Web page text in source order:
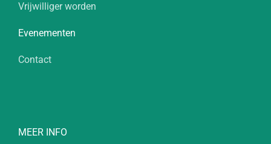
Vrijwilliger worden
Evenementen
Contact
MEER INFO